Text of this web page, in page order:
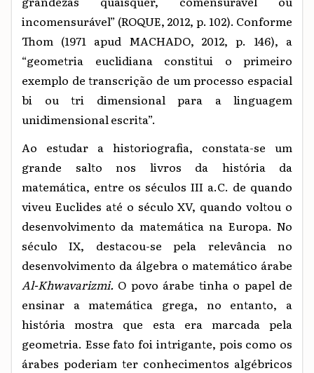
incomensurável” (ROQUE, 2012, p. 102). Conforme
Thom (1971 apud MACHADO, 2012, p. 146), a
“geometria euclidiana constitui o primeiro
exemplo de transcrição de um processo espacial
bi ou tri dimensional para a linguagem
unidimensional escrita”.
Ao estudar a historiografia, constata-se um
grande salto nos livros da história da
matemática, entre os séculos III a.C. de quando
viveu Euclides até o século XV, quando voltou o
desenvolvimento da matemática na Europa. No
século IX, destacou-se pela relevância no
desenvolvimento da álgebra o matemático árabe
Al-Khwavarizmi. O povo árabe tinha o papel de
ensinar a matemática grega, no entanto, a
história mostra que esta era marcada pela
geometria. Esse fato foi intrigante, pois como os
árabes poderiam ter conhecimentos algébricos